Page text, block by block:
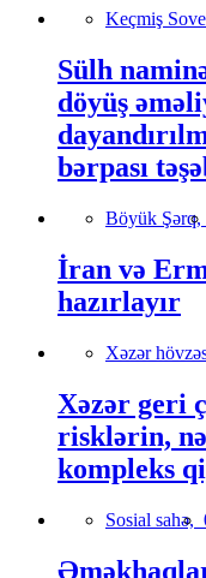
Keçmiş
Sülh
döyüş
bərpası
Böyük Şərq,
İran və
hazırlayır
Xəzər
Xəzər geri
risklərin,
kompleks
Sosial sahə,